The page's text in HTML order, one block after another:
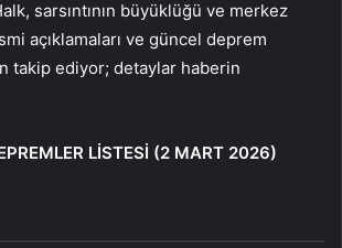
sarsıntının büyüklüğü ve merkez
açıklamaları ve güncel deprem
takip ediyor; detaylar haberin
LİSTESİ (2 MART 2026)